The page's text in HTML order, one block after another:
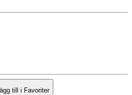
till i Favoriter